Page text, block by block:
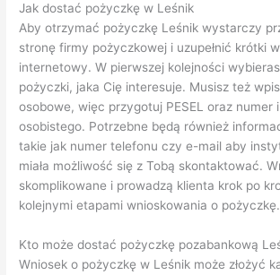
Jak dostać pożyczkę w Leśnik
Aby otrzymać pożyczkę Leśnik wystarczy
stronę firmy pożyczkowej i uzupełnić krótki
internetowy. W pierwszej kolejności
pożyczki, jaka Cię interesuje. Musisz też
osobowe, więc przygotuj PESEL oraz numer
osobistego. Potrzebne będą również
takie jak numer telefonu czy e-mail aby
miała możliwość się z Tobą skontaktować.
skomplikowane i prowadzą klienta krok po
kolejnymi etapami wnioskowania o pożyczkę.
Kto może dostać pożyczkę pozabankową
Wniosek o pożyczkę w Leśnik może złożyć